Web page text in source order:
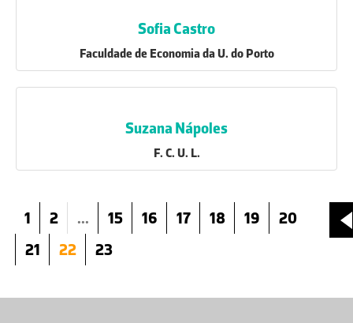
Sofia Castro
Faculdade de Economia da U. do Porto
Suzana Nápoles
F. C. U. L.
1 2 ... 15 16 17 18 19
20
21
22 23